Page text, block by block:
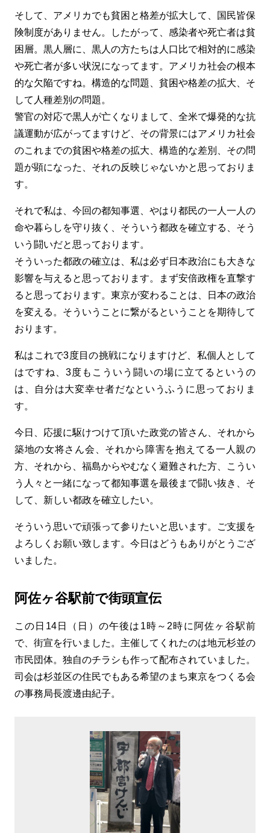
そして、アメリカでも貧困と格差が拡大して、国民皆保
険制度がありません。したがって、感染者や死亡者は貧
困層。黒人層に、黒人の方たちは人口比で相対的に感染
や死亡者が多い状況になってます。アメリカ社会の根本
的な欠陥ですね。構造的な問題、貧困や格差の拡大、そ
して人種差別の問題。
警官の対応で黒人が亡くなりまして、全米で爆発的な抗
議運動が広がってますけど、その背景にはアメリカ社会
のこれまでの貧困や格差の拡大、構造的な差別、その問
題が顕になった、それの反映じゃないかと思っておりま
す。
それで私は、今回の都知事選、やはり都民の一人一人の
命や暮らしを守り抜く、そういう都政を確立する、そう
いう闘いだと思っております。
そういった都政の確立は、私は必ず日本政治にも大きな
影響を与えると思っております。まず安倍政権を直撃す
ると思っております。東京が変わることは、日本の政治
を変える。そういうことに繋がるということを期待して
おります。
私はこれで3度目の挑戦になりますけど、私個人として
はですね、3度もこういう闘いの場に立てるというの
は、自分は大変幸せ者だなというふうに思っておりま
す。
今日、応援に駆けつけて頂いた政党の皆さん、それから
築地の女将さん会、それから障害を抱えてる一人親の
方、それから、福島からやむなく避難された方、こうい
う人々と一緒になって都知事選を最後まで闘い抜き、そ
して、新しい都政を確立したい。
そういう思いで頑張って参りたいと思います。ご支援を
よろしくお願い致します。今日はどうもありがとうござ
いました。
阿佐ヶ谷駅前で街頭宣伝
この日14日（日）の午後は1時～2時に阿佐ヶ谷駅前
で、街宣を行いました。主催してくれたのは地元杉並の
市民団体。独自のチラシも作って配布されていました。
司会は杉並区の住民でもある希望のまち東京をつくる会
の事務局長渡邊由紀子。